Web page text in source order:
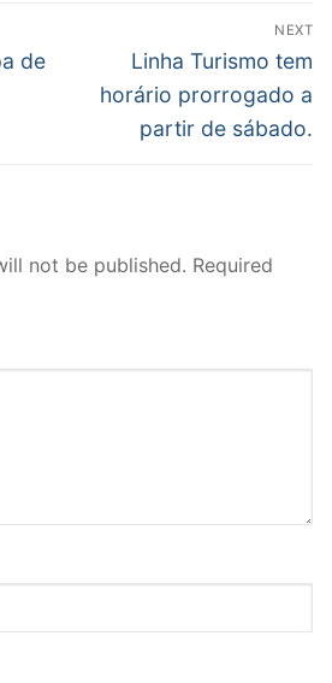
de
NEXT
Next
post:
Linha Turismo tem
horário prorrogado a
partir de sábado.
not be published. Required